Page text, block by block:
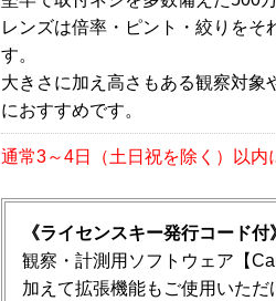
レンズは倍率・ピント・絞りを
す。
大きさに加え高さもある観察対象
におすすめです。
通常3～4日（土日祝を除く）以内
《ライセンスキー発行コード付
観察・計測用ソフトウェア【
加えて拡張機能もご使用いただ